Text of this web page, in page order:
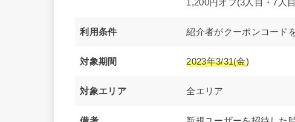
1,200円オフ(3人目・7人
利用条件 紹介者がクーポンコード
対象期間 2023年3/31(金)
対象エリア 全エリア